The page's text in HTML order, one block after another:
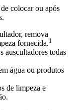
colocar ou após
remova
fornecida.1
auscultadores todas
água ou produtos
de limpeza e